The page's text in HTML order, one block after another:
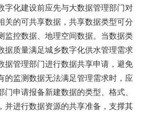
化建设前应先与大数据管理部门对
关的可共享数据，共享数据类型可分
监控数据、地理空间数据。当数据类
据质量满足城乡数字化供水管理需求
据管理部门进行数据共享申请，避免
的监测数据无法满足管理需求时，应
门申请报备新建数据的类型、格式、
并进行数据资源的共享准备，支撑其